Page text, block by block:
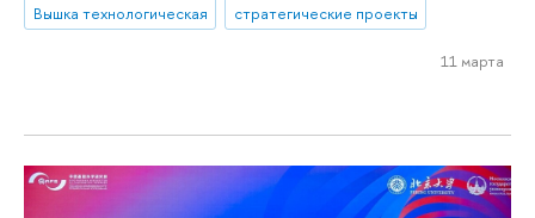
Вышка технологическая
стратегические проекты
11 марта